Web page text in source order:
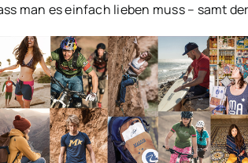
man es einfach lieben muss – samt